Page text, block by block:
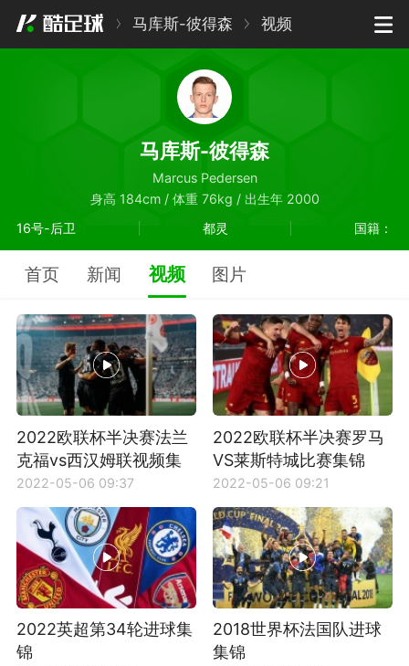
马库斯-彼得森 视频
马库斯-彼得森
Marcus Pedersen
身高 184cm / 体重 76kg / 出生年 2000
16号-后卫
都灵 国籍：
首页 新闻 视频 图片
2022欧联杯半决赛法兰
克福vs西汉姆联视频集
锦
2022-05-06 09:37
2022欧联杯半决赛罗马
VS莱斯特城比赛集锦
2022-05-06 09:21
2022英超第34轮进球集
锦
2018世界杯法国队进球
集锦